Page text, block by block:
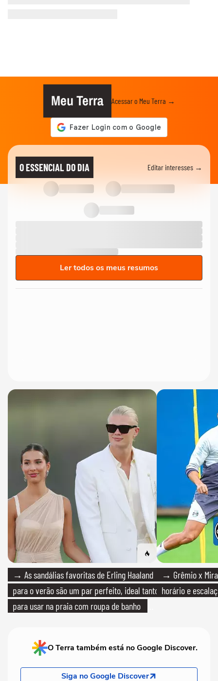
Meu Terra Acessar o Meu Terra →
O ESSENCIAL DO DIA Editar interesses →
Ler todos os meus resumos
→ As sandálias favoritas de Erling Haaland
para o verão são um par perfeito, ideal tanto
para usar na praia com roupa de banho
→ Grêmio x
horário e
O Terra também está no Google Discover.
Siga no Google Discover